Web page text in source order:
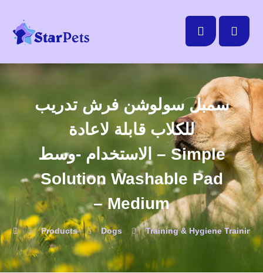
سمبل سولوشن فرش تدريب
للكلاب قابلة لاعادة
الاستخدام -وسط – Simple
Solution Washable Pad
– Medium
Products Dogs Training & Hygiene Training